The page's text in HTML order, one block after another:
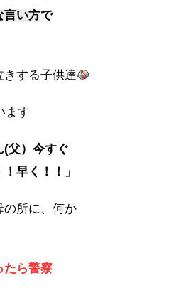
言い方で
きする子供達
ます
(父）今すぐ
早く！！」
の所に、何か
たら警察